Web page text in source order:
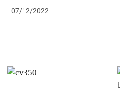
07/12/2022